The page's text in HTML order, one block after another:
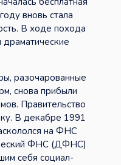
вновь стала
В ходе похода
разочарованные
снова прибыли
Правительство
В декабре 1991
на ФНС
ФНС (ДФНС)
себя социал-